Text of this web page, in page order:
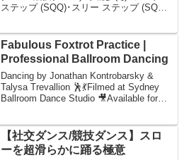
ステップ (SQQ)･スリー ステップ (SQQ)･
ク...
Fabulous Foxtrot Practice |
Professional Ballroom Dancing
Dancing by Jonathan Kontrobarsky &
Talysa Trevallion 🕺💃Filmed at Sydney
Ballroom Dance Studio 🎥Available for
【社交ダンス/競技ダンス】スロ
ーを超滑らかに踊る極意